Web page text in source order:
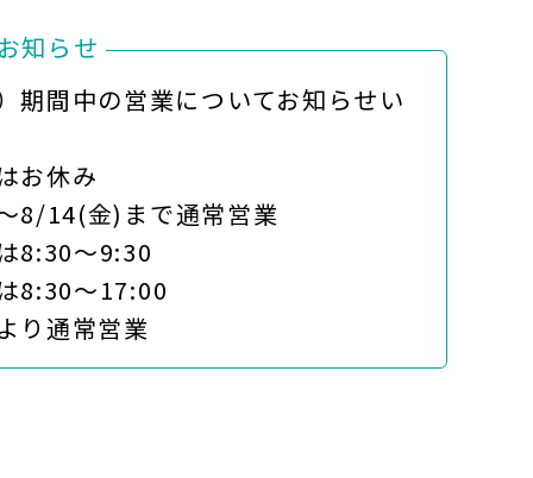
知らせ
期間中の営業についてお知らせい
休み
14(金)まで通常営業
～9:30
～17:00
通常営業